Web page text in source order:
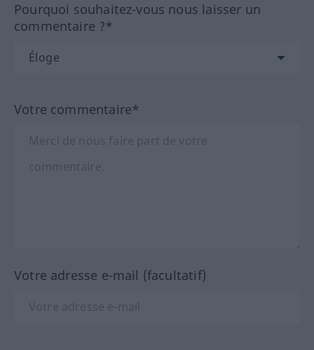
Pourquoi souhaitez-vous nous laisser un
commentaire ?*
Votre commentaire*
Votre adresse e-mail (facultatif)